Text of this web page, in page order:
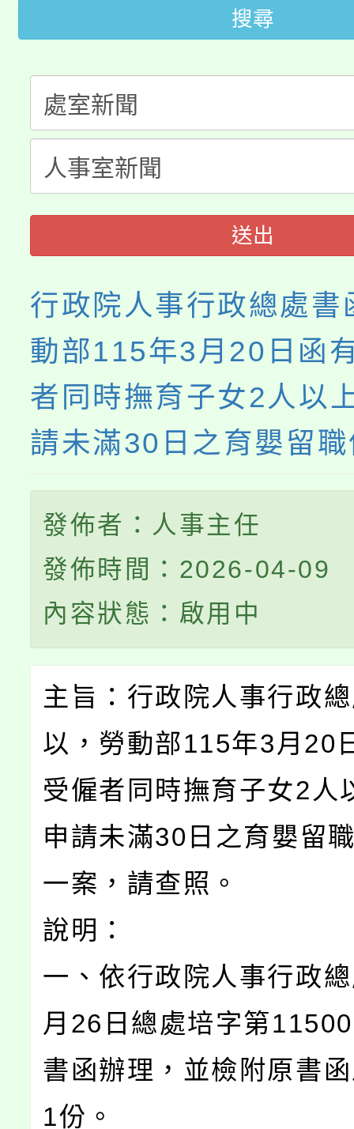
桃園市115學年度學生
代理(課)教師甄選結果(
公告本校115學年度第
代理(課)教師甄選結果(
轉知中國文化大學推廣
《TA101》溝通分析基
程，歡迎學生輔導中心
系所師生報名參加。
搜尋
送出
行政院人事行政總處書
動部115年3月20日函
者同時撫育子女2人以
請未滿30日之育嬰留
發佈者：人事主任
發佈時間：2026-04-09
內容狀態：啟用中
主旨：行政院人事行政
以，勞動部115年3月20
受僱者同時撫育子女2人
申請未滿30日之育嬰留
一案，請查照。
說明：
一、依行政院人事行政
月26日總處培字第
書函辦理，並檢附原書
1份。